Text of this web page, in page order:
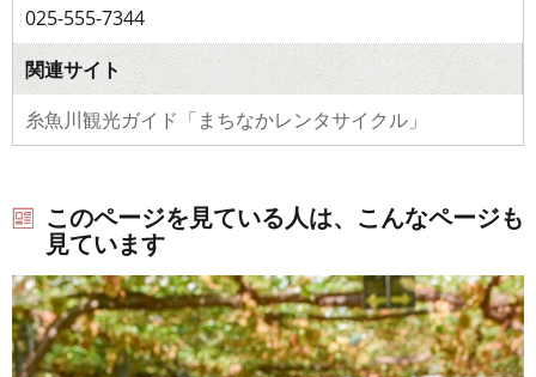
025-555-7344
関連サイト
糸魚川観光ガイド「まちなかレンタサイクル」
このページを見ている人は、こんなページも
見ています